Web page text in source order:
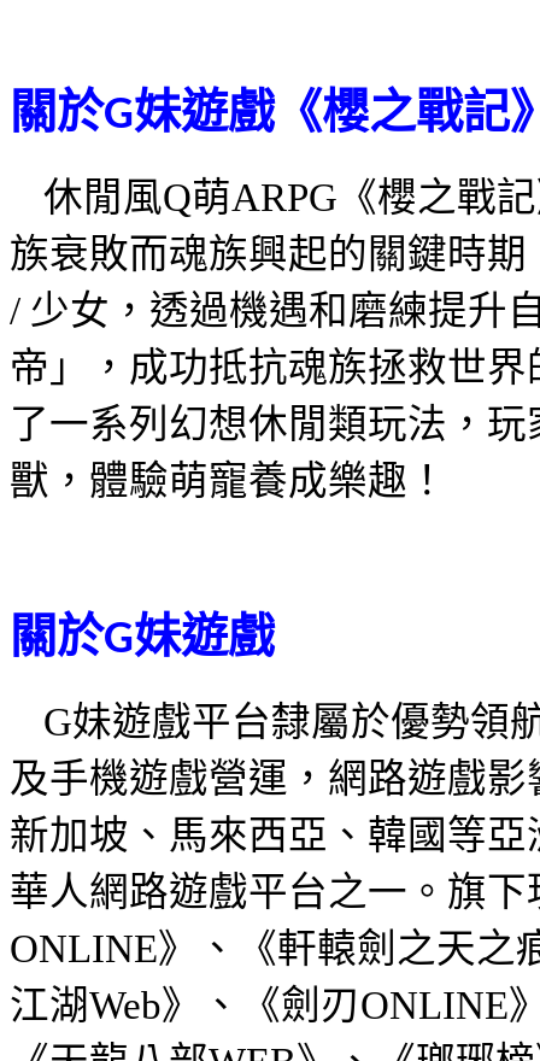
關於G妹遊戲《櫻之戰記
休閒風Q萌ARPG 《櫻之戰
族衰敗而魂族興起的關鍵時
/ 少女，透過機遇和磨練提升
帝」，成功抵抗魂族拯救世
了一系列幻想休閒類玩法，
獸，體驗萌寵養成樂趣！
關於G妹遊戲
G妹遊戲平台隸屬於優勢領
及手機遊戲營運，網路遊戲
新加坡、馬來西亞、韓國等
華人網路遊戲平台之一。旗下
ONLINE》、《軒轅劍之天之
江湖Web》、 《劍刃ONLINE